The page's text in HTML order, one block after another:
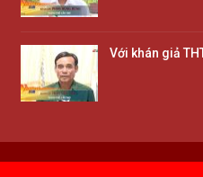
Với khán giả